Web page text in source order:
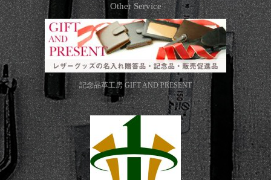
Other Service
記念品革工房 GIFT AND PRESENT